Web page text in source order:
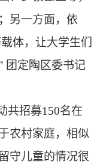
另一方面，依
体，让大学生们
团定陶区委书记
招募150名在
农村家庭，相似
守儿童的情况很